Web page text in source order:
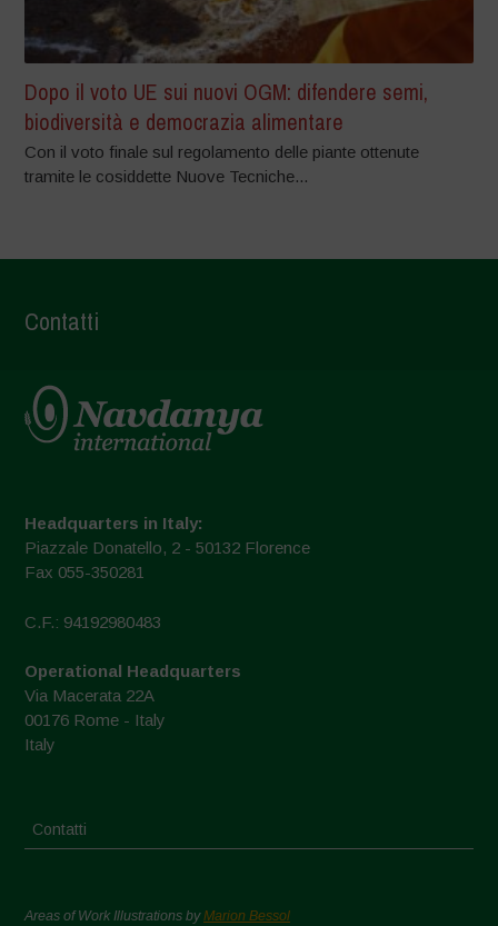
Dopo il voto UE sui nuovi OGM: difendere semi,
biodiversità e democrazia alimentare
Con il voto finale sul regolamento delle piante ottenute
tramite le cosiddette Nuove Tecniche...
Contatti
Headquarters in Italy:
Piazzale Donatello, 2 - 50132 Florence
Fax 055-350281
C.F.: 94192980483
Operational Headquarters
Via Macerata 22A
00176 Rome - Italy
Italy
Contatti
Areas of Work Illustrations byMarion Bessol